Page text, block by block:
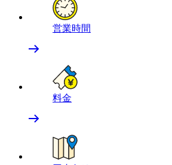
営業時間
料金